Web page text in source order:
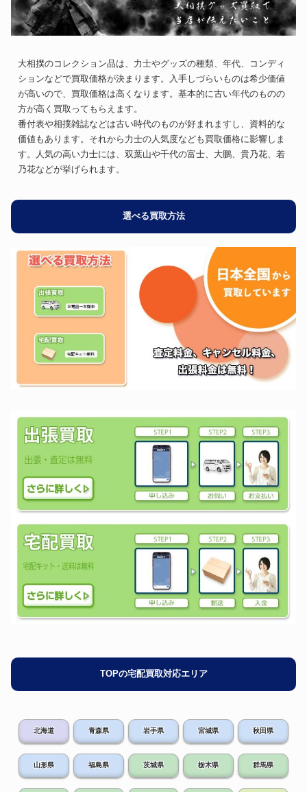
大相撲のコレクション品は、力士やグッズの種類、年代、コンディ
ションなどで買取価格が決まります。入手しづらいものは希少価値
が高いので、買取価格は高くなります。基本的に古い年代のものの
方が高く買取ってもらえます。
番付表や相撲雑誌などは古い時代のものが好まれますし、資料的な
価値もあります。それから力士の人気度なども買取価格に影響しま
す。人気の高い力士には、双葉山や千代の富士、大鵬、貴乃花、若
乃花などが挙げられます。
選べる買取方法
TOPの宅配買取対応エリア
北海道 青森県 岩手県 宮城県 秋田県
山形県 福島県 茨城県 栃木県 群馬県